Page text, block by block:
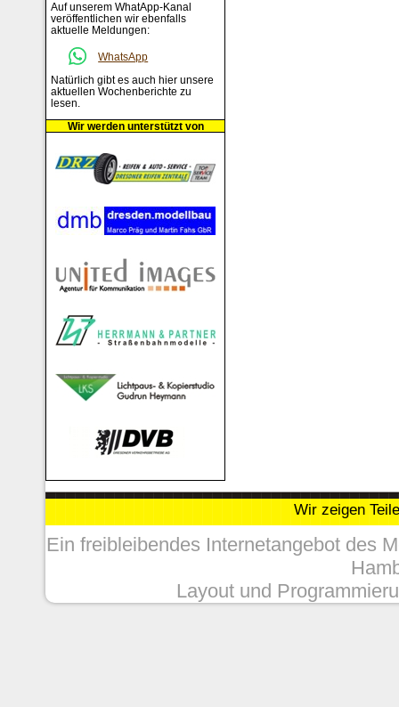
Auf unserem WhatApp-Kanal
veröffentlichen wir ebenfalls
aktuelle Meldungen:
WhatsApp
Natürlich gibt es auch hier unsere
aktuellen Wochenberichte zu
lesen.
Wir werden unterstützt von
Wir zeigen
Ein freibleibendes Internetangebot des
Layout und